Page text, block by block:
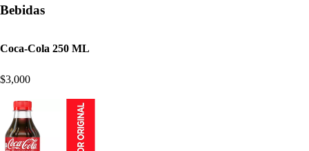
Bebidas
Coca-Cola 250 ML
$3,000